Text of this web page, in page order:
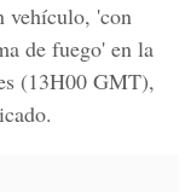
vehículo, 'con
de fuego' en la
(13H00 GMT),